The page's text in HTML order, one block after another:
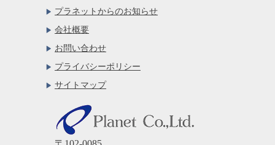
プラネットからのお知らせ
会社概要
お問い合わせ
プライバシーポリシー
サイトマップ